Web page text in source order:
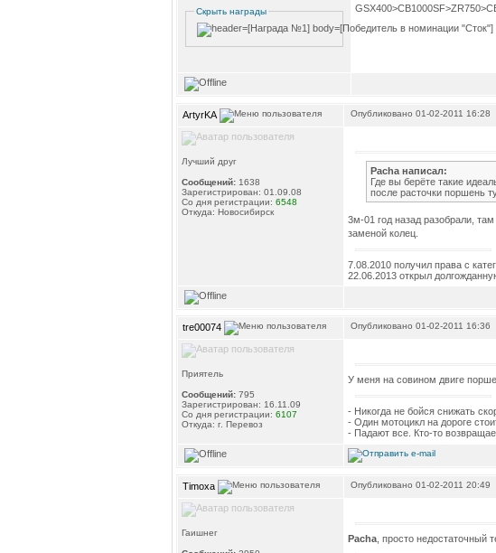
Скрыть награды
ArtyrKA Опубликовано 01-02-2011 16:28
Лучший друг
Сообщений: 1638
Зарегистрирован: 01.09.08
Со дня регистрации: 6548
Откуда: Новосибирск
Pacha написал:
Где вы берёте такие
после расточки поршень
3м-01 год назад разобрали,
заменой колец.
7.08.2010 получил права с
22.06.2013 открыл
tre00074 Опубликовано 01-02-2011 16:36
Приятель
Сообщений: 795
Зарегистрирован: 16.11.09
Со дня регистрации: 6107
Откуда: г. Перевоз
У меня на совином двиге
- Никогда не бойся снижать
- Один мотоцикл на дороге
- Падают все. Кто-то
Timoxa Опубликовано 01-02-2011 20:49
Гаишнег
Pacha , просто недостаточный